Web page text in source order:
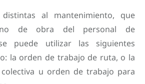
distintas al mantenimiento, que
de obra del personal de
puede utilizar las siguientes
la orden de trabajo de ruta, o la
u orden de trabajo para